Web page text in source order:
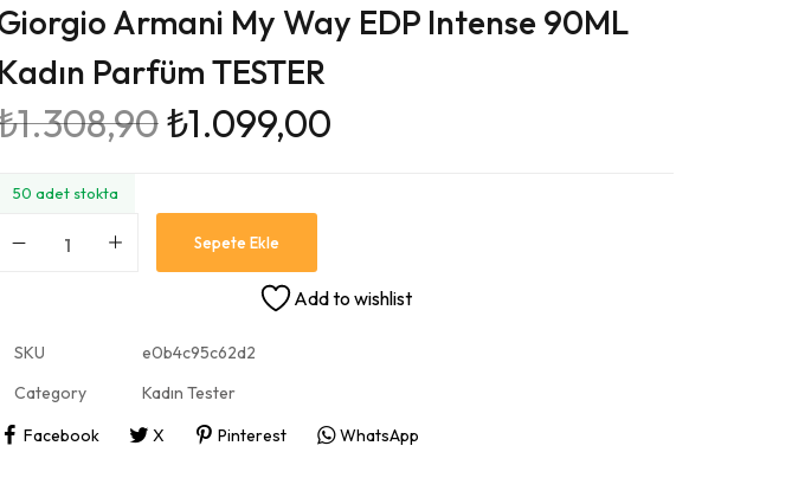
Armani My Way EDP Intense 90ML
Kadın Parfüm TESTER
1.308,90₺1.099,00
50 adet stokta
Sepete Ekle
Add to wishlist
SKU
e0b4c95c62d2
Category
Kadın Tester
Facebook
X Pinterest WhatsApp